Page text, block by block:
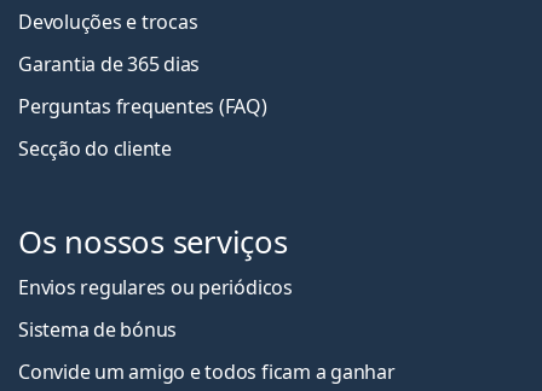
Devoluções e trocas
Garantia de 365 dias
Perguntas frequentes (FAQ)
Secção do cliente
Os nossos serviços
Envios regulares ou periódicos
Sistema de bónus
Convide um amigo e todos ficam a ganhar